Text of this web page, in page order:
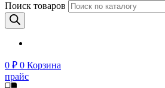
Поиск товаров
0 ₽ 0 Корзина
прайс